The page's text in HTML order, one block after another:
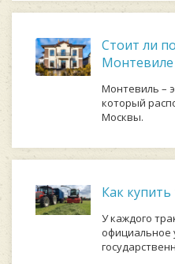
Стоит ли
Монтевиле
Монтевиль –
который
Москвы.
Как
У каждого
официальное